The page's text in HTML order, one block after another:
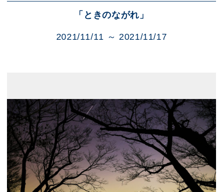
「ときのながれ」
2021/11/11 ～ 2021/11/17